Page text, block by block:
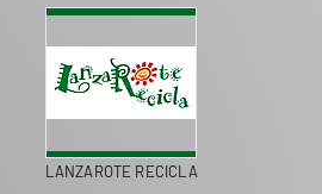
LANZAROTE RECICLA